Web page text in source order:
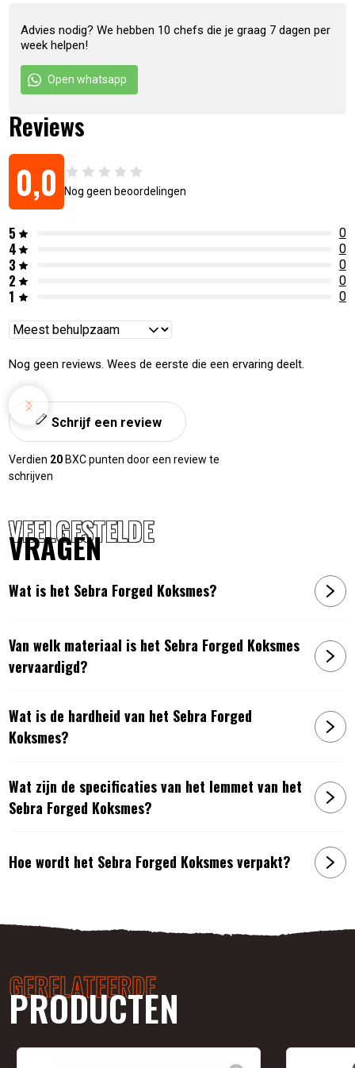
Advies nodig? We hebben 10 chefs die je graag 7 dagen per
week helpen!
Open whatsapp
Reviews
0,0 Nog geen beoordelingen
5 0
4 0
3 0
2 0
1 0
Reviews
Nog geen reviews. Wees de eerste die een ervaring deelt.
Schrijf een review
Verdien 20 BXC punten door een review te
schrijven
VEELGESTELDE
VRAGEN
Wat is het Sebra Forged Koksmes?
Van welk materiaal is het Sebra Forged Koksmes
vervaardigd?
Wat is de hardheid van het Sebra Forged
Koksmes?
Wat zijn de specificaties van het lemmet van het
Sebra Forged Koksmes?
Hoe wordt het Sebra Forged Koksmes verpakt?
GERELATEERDE
PRODUCTEN